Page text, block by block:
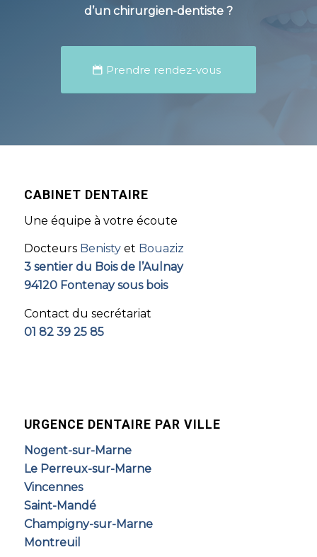
d’un chirurgien-dentiste?
Prendre rendez-vous
CABINET DENTAIRE
Une équipe à votre écoute
Docteurs Benistyet Bouaziz
3 sentier du Bois de l’Aulnay
94120 Fontenay sous bois
Contact du secrétariat
01 82 39 25 85
URGENCE DENTAIRE PAR VILLE
Nogent-sur-Marne
Le Perreux-sur-Marne
Vincennes
Saint-Mandé
Champigny-sur-Marne
Montreuil